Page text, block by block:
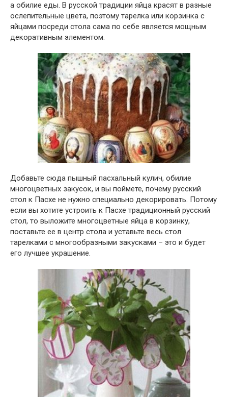
а обилие еды. В русской традиции яйца красят в разные
ослепительные цвета, поэтому тарелка или корзинка с
яйцами посреди стола сама по себе является мощным
декоративным элементом.
Добавьте сюда пышный пасхальный кулич, обилие
многоцветных закусок, и вы поймете, почему русский
стол к Пасхе не нужно специально декорировать. Потому
если вы хотите устроить к Пасхе традиционный русский
стол, то выложите многоцветные яйца в корзинку,
поставьте ее в центр стола и уставьте весь стол
тарелками с многообразными закусками – это и будет
его лучшее украшение.